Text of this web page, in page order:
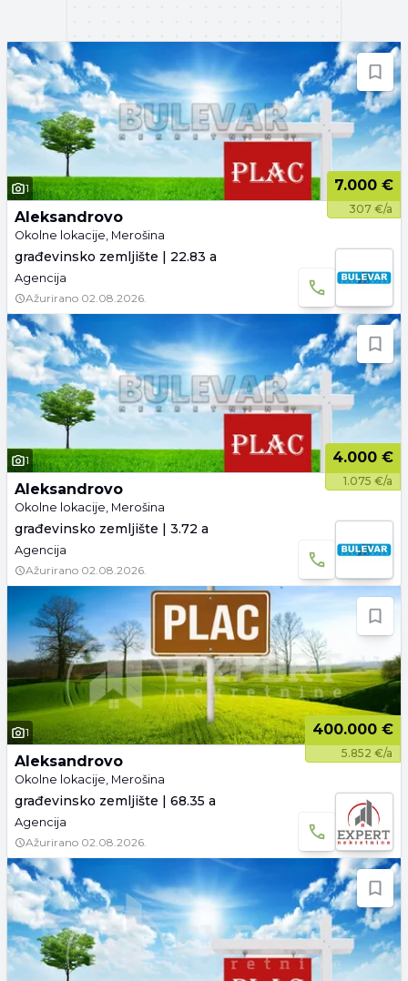
1 7.000 €
307 €/a
Aleksandrovo
Okolne lokacije, Merošina
građevinsko zemljište | 22.83 a
Agencija
Ažurirano 02.08.2026.
1 4.000 €
1.075 €/a
Aleksandrovo
Okolne lokacije, Merošina
građevinsko zemljište | 3.72 a
Agencija
Ažurirano 02.08.2026.
1 400.000 €
5.852 €/a
Aleksandrovo
Okolne lokacije, Merošina
građevinsko zemljište | 68.35 a
Agencija
Ažurirano 02.08.2026.